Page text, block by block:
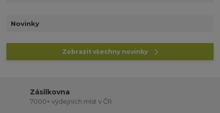
Novinky
Zobrazit všechny novinky
Zásilkovna
7000+ výdejních míst v ČR